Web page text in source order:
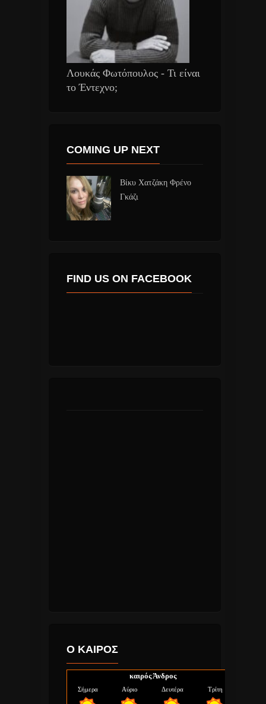
Λουκάς Φωτόπουλος - Τι είναι
το Έντεχνο;
COMING UP NEXT
Βίκυ Χατζάκη Φρένο
Γκάζι
FIND US ON FACEBOOK
Ο ΚΑΙΡΟΣ
καιρός Άνδρος